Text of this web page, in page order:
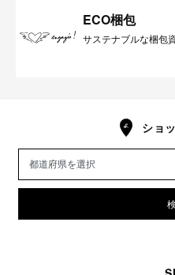
ECO梱包
サステナブルな梱包
ショ